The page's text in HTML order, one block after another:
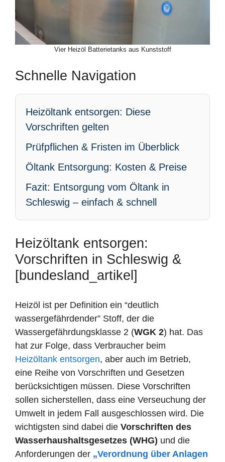
Vier Heizöl Batterietanks aus Kunststoff
Schnelle Navigation
Heizöltank entsorgen: Diese
Vorschriften gelten
Prüfpflichen & Fristen im Überblick
Öltank Entsorgung: Kosten & Preise
Fazit: Entsorgung vom Öltank in
Schleswig – einfach & schnell
Heizöltank entsorgen:
Vorschriften in Schleswig &
[bundesland_artikel]
Heizöl ist per Definition ein “deutlich
wassergefährdender” Stoff, der die
Wassergefährdungsklasse 2 (WGK 2) hat. Das
hat zur Folge, dass Verbraucher beim
Heizöltank entsorgen, aber auch im Betrieb,
eine Reihe von Vorschriften und Gesetzen
berücksichtigen müssen. Diese Vorschriften
sollen sicherstellen, dass eine Verseuchung der
Umwelt in jedem Fall ausgeschlossen wird. Die
wichtigsten sind dabei die Vorschriften des
Wasserhaushaltsgesetzes (WHG) und die
Anforderungen der „Verordnung über Anlagen